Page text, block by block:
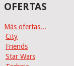
OFERTAS
Más ofertas...
City
Friends
Star Wars